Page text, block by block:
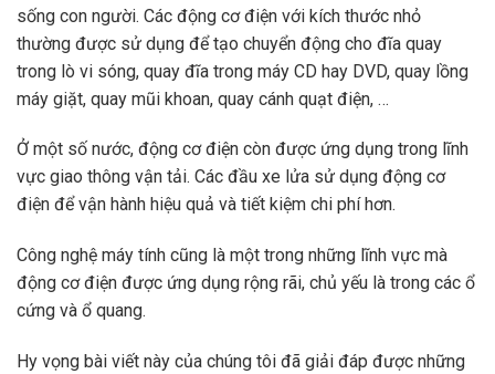
sống con người. Các động cơ điện với kích thước nhỏ
thường được sử dụng để tạo chuyển động cho đĩa quay
trong lò vi sóng, quay đĩa trong máy CD hay DVD, quay lồng
máy giặt, quay mũi khoan, quay cánh quạt điện, …
Ở một số nước, động cơ điện còn được ứng dụng trong lĩnh
vực giao thông vận tải. Các đầu xe lửa sử dụng động cơ
điện để vận hành hiệu quả và tiết kiệm chi phí hơn.
Công nghệ máy tính cũng là một trong những lĩnh vực mà
động cơ điện được ứng dụng rộng rãi, chủ yếu là trong các ổ
cứng và ổ quang.
Hy vọng bài viết này của chúng tôi đã giải đáp được những